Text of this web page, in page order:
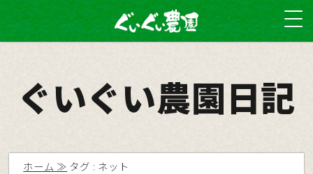
ぐいぐい農園日記
ホーム タグ : ネット